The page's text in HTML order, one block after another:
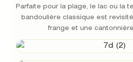
Parfaite pour la plage, le lac ou la
bandoulière classique est
frange et une